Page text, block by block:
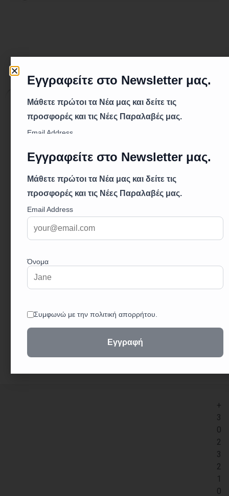
Περιγραφή Επιπλέον πληροφορίες
Περιγραφή
Τεχνικά Χαρακτηριστικά:
Μέγεθος τσοκ: 16 mm
Περιγραφή:
Το κλειδί για τσοκ δραπανιού της Raider είναι
κατασκευασμένο από ανθεκτικό μεταλλικό υλικό.
Χρησιμοποιείται για την εύκολη τοποθέτηση και
αφαίρεση τσοκ διαμέτρου 16 mm σε διάφορα
δράπανα και εργαλεία ηλεκτρικής και μπαταρίας.
Ανθεκτικότητα: Κατασκευασμένο για
μακροχρόνια αντοχή και αξιοπιστία.
Ευκολία Χρήσης: Παρέχει εύκολη τοποθέτηση και
Πολλαπλή Χρήση: Κατάλληλο για χρήση σε
διάφορα δράπανα και εργαλεία ηλεκτρικής και
+
3
0
2
3
2
1
0